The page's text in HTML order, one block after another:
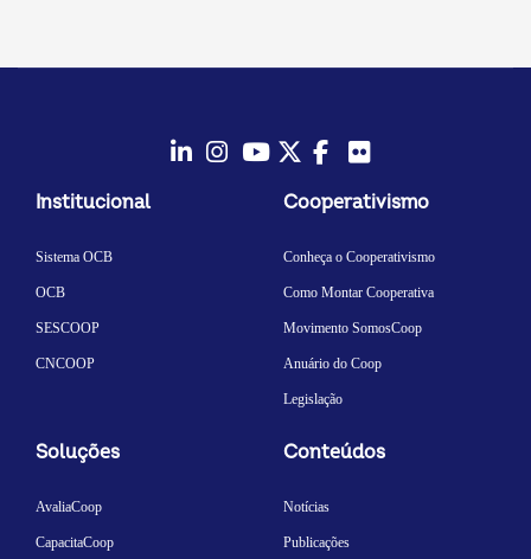
Instagram
YoutubeTwitter/X
Facebook
Institucional
Sistema OCB
OCB
SESCOOP
CNCOOP
Cooperativismo
Conheça o Cooperativismo
Como Montar Cooperativa
Movimento SomosCoop
Anuário do Coop
Legislação
Soluções
AvaliaCoop
CapacitaCoop
Conteúdos
Notícias
Publicações